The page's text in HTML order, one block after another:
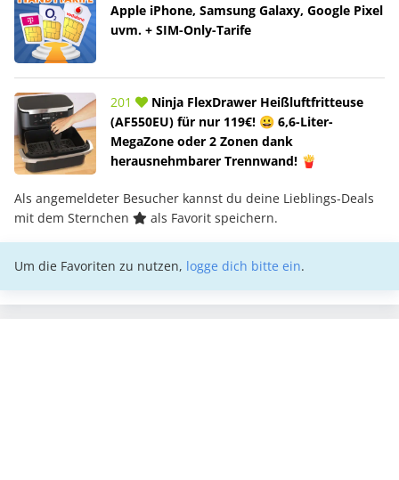
Apple iPhone, Samsung Galaxy, Google Pixel
uvm. + SIM-Only-Tarife
201
Ninja FlexDrawer Heißluftfritteuse
(AF550EU) für nur 119€! 😀 6,6-Liter-
MegaZone oder 2 Zonen dank
herausnehmbarer Trennwand! 🍟
Als angemeldeter Besucher kannst du deine Lieblings-Deals
mit dem Sternchen
als Favorit speichern.
Um die Favoriten zu nutzen, logge dich bitte ein.